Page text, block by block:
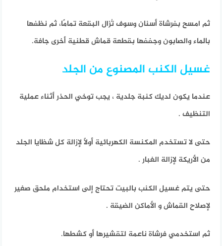
ثم امسح بفرشاة أسنان وسوف تُزال البقعة تمامًا، ثم نظفها
بالماء والصابون وجففها بقطعة قماش قطنية أخرى جافة.
غسيل الكنب المصنوع من الجلد
عندما يكون لديك كنبة جلدية ، يجب توخي الحذر أثناء عملية
التنظيف .
حتى لا تستخدم المكنسة الكهربائية أولاً لإزالة كل شظايا الجلد
من الأريكة لإزالة الغبار .
حتى يتم غسيل الكنب بالبيت تحتاج إلى استخدام ملحق صغير
لإصلاح القماش و الأماكن الضيقة .
ثم استخدمي فرشاة ناعمة لتقشيرها أو كشطها.